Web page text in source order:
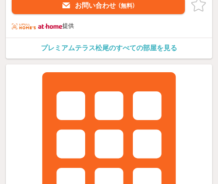
お問い合わせ （無料）
提供
プレミアムテラス松尾のすべての部屋を見る